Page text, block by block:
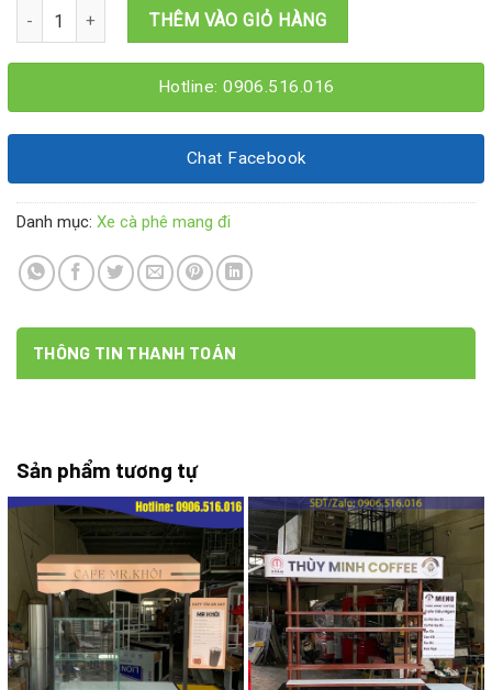
Xe bán cafe rang xay 1M8x60x1M95 số lượng
THÊM VÀO GIỎ HÀNG
Hotline: 0906.516.016
Chat Facebook
Danh mục: Xe cà phê mang đi
THÔNG TIN THANH TOÁN
Sản phẩm tương tự